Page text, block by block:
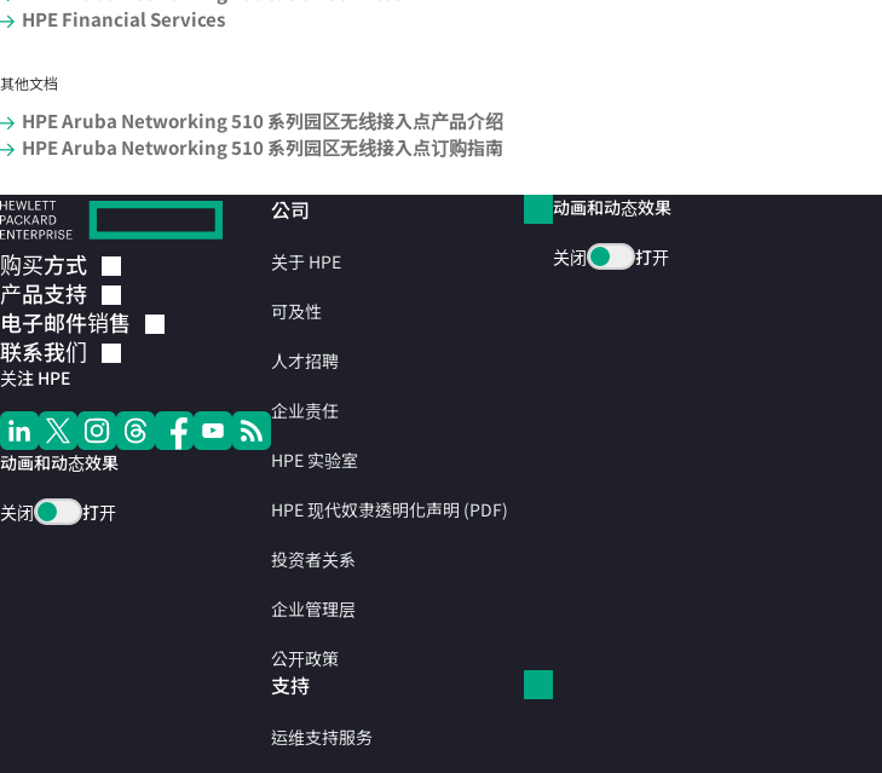
HPE Financial Services
其他文档
HPE Aruba Networking 510 系列园区无线接入点产品介绍
HPE Aruba Networking 510 系列园区无线接入点订购指南
购买方式
产品支持
电子邮件销售
联系我们
关注 HPE
动画和动态效果
关闭 打开
公司
关于 HPE
可及性
人才招聘
企业责任
HPE 实验室
HPE 现代奴隶透明化声明 (PDF)
投资者关系
企业管理层
公开政策
支持
运维支持服务
动画和动态效果
关闭 打开